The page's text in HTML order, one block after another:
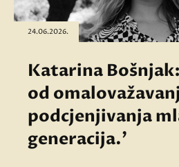
24.06.2026.
Katarina
od
podcjenjivanja
generacija.'